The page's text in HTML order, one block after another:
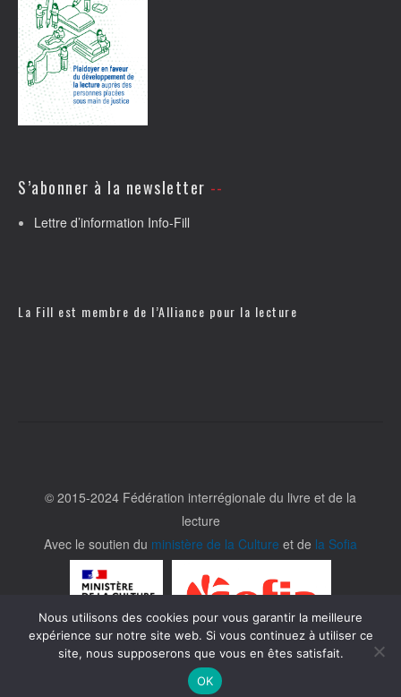
S’abonner à la newsletter
Lettre d’information Info-Fill
La Fill est membre de l’Alliance pour la lecture
© 2015-2024 Fédération interrégionale du livre et de la
lecture
Avec le soutien du ministère de la Culture et de la Sofia
Nous utilisons des cookies pour vous garantir la meilleure
expérience sur notre site web. Si vous continuez à utiliser ce
site, nous supposerons que vous en êtes satisfait.
OK